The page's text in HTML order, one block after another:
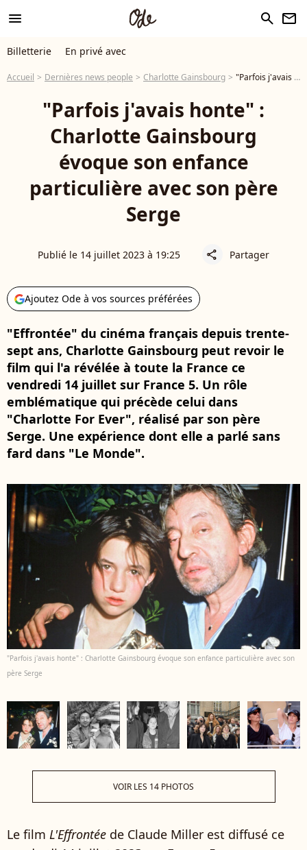
menu search newsletter
Billetterie En privé avec
Accueil Dernières news people Charlotte Gainsbourg "Parfois j'avais honte" : Charlotte Gainsbourg évoque son enfance particulière avec son père Serge
"Parfois j'avais honte" :
Charlotte Gainsbourg
évoque son enfance
particulière avec son père
Serge
Publié le 14 juillet 2023 à 19:25 share Partager
Ajoutez Ode à vos sources préférées
"Effrontée" du cinéma français depuis trente-
sept ans, Charlotte Gainsbourg peut revoir le
film qui l'a révélée à toute la France ce
vendredi 14 juillet sur France 5. Un rôle
emblématique qui précède celui dans
"Charlotte For Ever", réalisé par son père
Serge. Une expérience dont elle a parlé sans
fard dans "Le Monde".
"Parfois j'avais honte" : Charlotte Gainsbourg évoque son enfance particulière avec son
père Serge
VOIR LES 14 PHOTOS
Le film L'Effrontée de Claude Miller est diffusé ce